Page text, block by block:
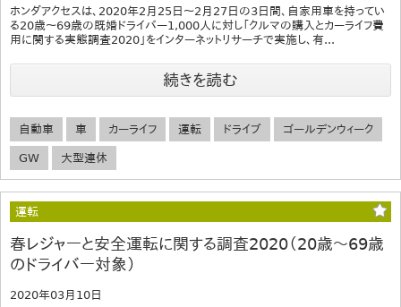
ホンダアクセスは、2020年2月25日～2月27日の3日間、自家用車を持ってい
る20歳～69歳の既婚ドライバー1,000人に対し「クルマの購入とカーライフ費
用に関する実態調査2020」をインターネットリサーチで実施し、有...
続きを読む
自動車 車 カーライフ 運転 ドライブ ゴールデンウィーク
GW 大型連休
運転
春レジャーと安全運転に関する調査2020（20歳～69歳
のドライバー対象）
2020年03月10日